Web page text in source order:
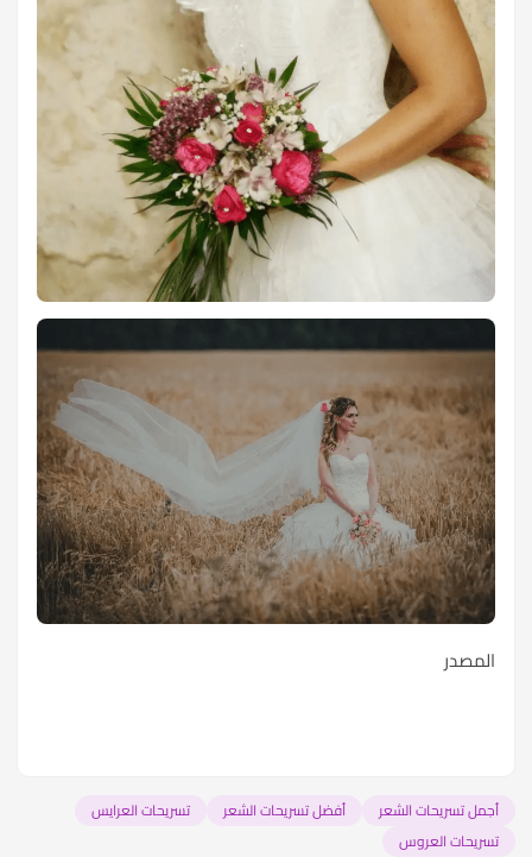
المصدر
أجمل تسريحات الشعر أفضل تسريحات الشعر
تسريحات العرايس
تسريحات العروس